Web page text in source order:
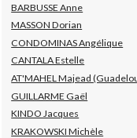
BARBUSSE Anne
MASSON Dorian
CONDOMINAS Angélique
CANTALA Estelle
AT'MAHEL Majead
GUILLARME Gaël
KINDO Jacques
KRAKOWSKI Michèle